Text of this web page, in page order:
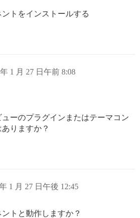
トをインストールする
1 月 27 日午前 8:08
ューのプラグインまたはテーマコン
りますか？
1 月 27 日午後 12:45
トと動作しますか？